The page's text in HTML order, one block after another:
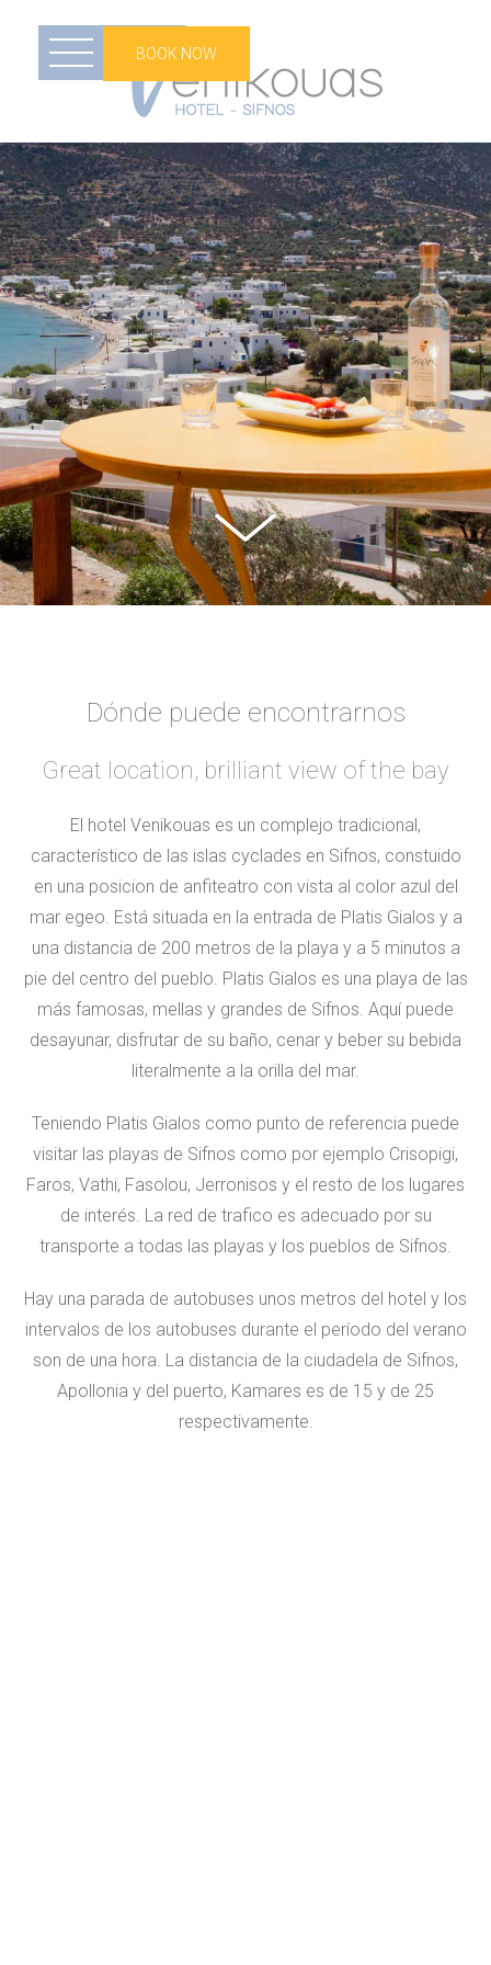
Dónde puede encontrarnos
Great location, brilliant view of the bay
El hotel Venikouas es un complejo tradicional,
característico de las islas cyclades en Sifnos, constuido
en una posicion de anfiteatro con vista al color azul del
mar egeo. Está situada en la entrada de Platis Gialos y a
una distancia de 200 metros de la playa y a 5 minutos a
pie del centro del pueblo. Platis Gialos es una playa de las
más famosas, mellas y grandes de Sifnos. Aquí puede
desayunar, disfrutar de su baño, cenar y beber su bebida
literalmente a la orilla del mar.
Teniendo Platis Gialos como punto de referencia puede
visitar las playas de Sifnos como por ejemplo Crisopigi,
Faros, Vathi, Fasolou, Jerronisos y el resto de los lugares
de interés. La red de trafico es adecuado por su
transporte a todas las playas y los pueblos de Sifnos.
Hay una parada de autobuses unos metros del hotel y los
intervalos de los autobuses durante el período del verano
son de una hora. La distancia de la ciudadela de Sifnos,
Apollonia y del puerto, Kamares es de 15 y de 25
respectivamente.
MENU
BOOK NOW